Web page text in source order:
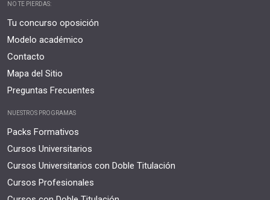
NO TE PIERDAS:
Tu concurso oposición
Modelo académico
Contacto
Mapa del Sitio
Preguntas Frecuentes
NUESTROS PROGRAMAS
Packs Formativos
Cursos Universitarios
Cursos Universitarios con Doble Titulación
Cursos Profesionales